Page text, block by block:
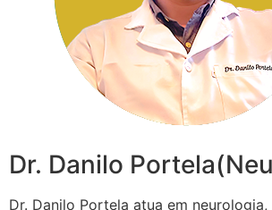
Dr. Danilo
Dr. Danilo Portela atua em